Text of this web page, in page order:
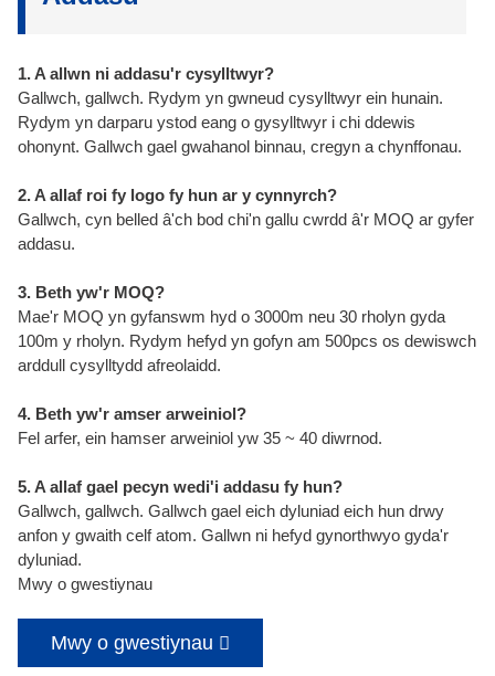
1. A allwn ni addasu'r cysylltwyr?
Gallwch, gallwch. Rydym yn gwneud cysylltwyr ein hunain.
Rydym yn darparu ystod eang o gysylltwyr i chi ddewis
ohonynt. Gallwch gael gwahanol binnau, cregyn a chynffonau.
2. A allaf roi fy logo fy hun ar y cynnyrch?
Gallwch, cyn belled â'ch bod chi'n gallu cwrdd â'r MOQ ar gyfer
addasu.
3. Beth yw'r MOQ?
Mae'r MOQ yn gyfanswm hyd o 3000m neu 30 rholyn gyda
100m y rholyn. Rydym hefyd yn gofyn am 500pcs os dewiswch
arddull cysylltydd afreolaidd.
4. Beth yw'r amser arweiniol?
Fel arfer, ein hamser arweiniol yw 35 ~ 40 diwrnod.
5. A allaf gael pecyn wedi'i addasu fy hun?
Gallwch, gallwch. Gallwch gael eich dyluniad eich hun drwy
anfon y gwaith celf atom. Gallwn ni hefyd gynorthwyo gyda'r
dyluniad.
Mwy o gwestiynau
Mwy o gwestiynau